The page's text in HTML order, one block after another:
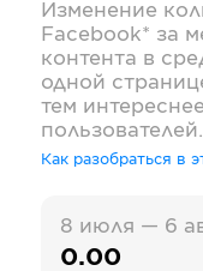
Изменение
Facebook* за
контента в
одной
тем
пользователей.
Как разобраться в
8 июля — 6
0.00